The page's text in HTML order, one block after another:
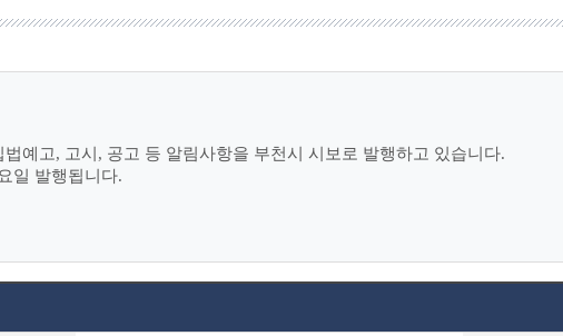
예고, 고시, 공고 등 알림사항을 부천시 시보로 발행하고 있습니다.
일 발행됩니다.